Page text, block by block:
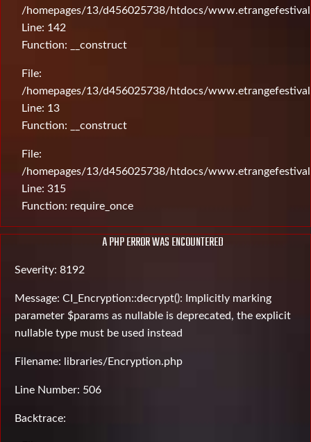
/homepages/13/d456025738/htdocs/
Line: 142
Function: __construct
File:
/homepages/13/d456025738/htdocs/
Line: 13
Function: __construct
File:
/homepages/13/d456025738/htdocs/
Line: 315
Function: require_once
A PHP ERROR WAS ENCOUNTERED
Severity: 8192
Message: CI_Encryption::decrypt(): Implicitly marking
parameter $params as nullable is deprecated, the explicit
nullable type must be used instead
Filename: libraries/Encryption.php
Line Number: 506
Backtrace: